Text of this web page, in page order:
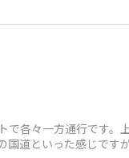
各々一方通行です
道といった感じで